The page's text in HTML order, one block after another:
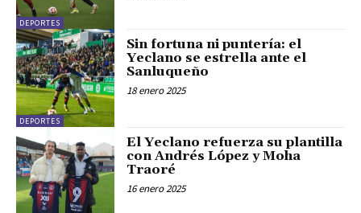
DEPORTES
DEPORTES
Sin fortuna ni puntería: el
Yeclano se estrella ante el
Sanluqueño
18 enero 2025
El Yeclano refuerza su plantilla
con Andrés López y Moha
Traoré
16 enero 2025